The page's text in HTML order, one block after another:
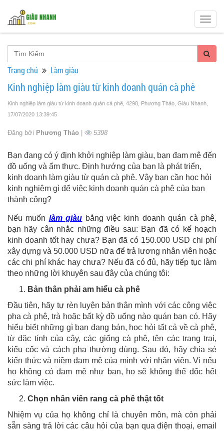
Trang chủ Làm giàu
Kinh nghiệp làm giàu từ kinh doanh quán cà phê
Kinh nghiệp làm giàu từ kinh doanh quán cà phê, 4298, Phương Thảo, Giàu Nhanh
17/07/2020 13:39:45
Đăng bởi Phương Thảo | 5398
Bạn đang có ý định khởi nghiệp làm giàu, bạn đam mê đến
đồ uống và ẩm thực. Định hướng của bạn là phát triển,
kinh doanh làm giàu từ quán cà phê. Vậy bạn cần học hỏi
kinh nghiệm gì để việc kinh doanh quán cà phê của bạn
thành công?
Nếu muốn làm giàu bằng việc kinh doanh quán cà phê,
bạn hãy cân nhắc những điều sau: Bạn đã có kế hoạch
kinh doanh tốt hay chưa? Bạn đã có 150.000 USD chi phí
xây dựng và 50.000 USD nữa để trả lương nhân viên hoặc
các chi phí khác hay chưa? Nếu đã có đủ, hãy tiếp tục làm
theo những lời khuyên sau đây của chúng tôi:
Bản thân phải am hiểu cà phê
Đầu tiên, hãy tự rèn luyện bản thân mình với các công việc
pha cà phê, trà hoặc bất kỳ đồ uống nào quán bạn có. Hãy
hiểu biết những gì bạn đang bán, học hỏi tất cả về cà phê,
từ đặc tính của cây, các giống cà phê, tên các trang trại,
kiểu cốc và cách pha thường dùng. Sau đó, hãy chia sẻ
kiến thức và niềm đam mê của mình với nhân viên. Vì nếu
họ không có đam mê như bạn, họ sẽ không thể dốc hết
sức làm việc.
Chọn nhân viên rang cà phê thật tốt
Nhiệm vụ của họ không chỉ là chuyên môn, mà còn phải
sẵn sàng trả lời các câu hỏi của bạn qua điện thoại, email